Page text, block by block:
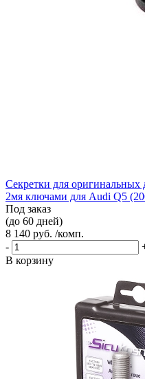
Секретки для оригинальных
2мя ключами для Audi Q5
Под заказ
(до 60 дней)
8 140 руб. /комп.
-
В корзину